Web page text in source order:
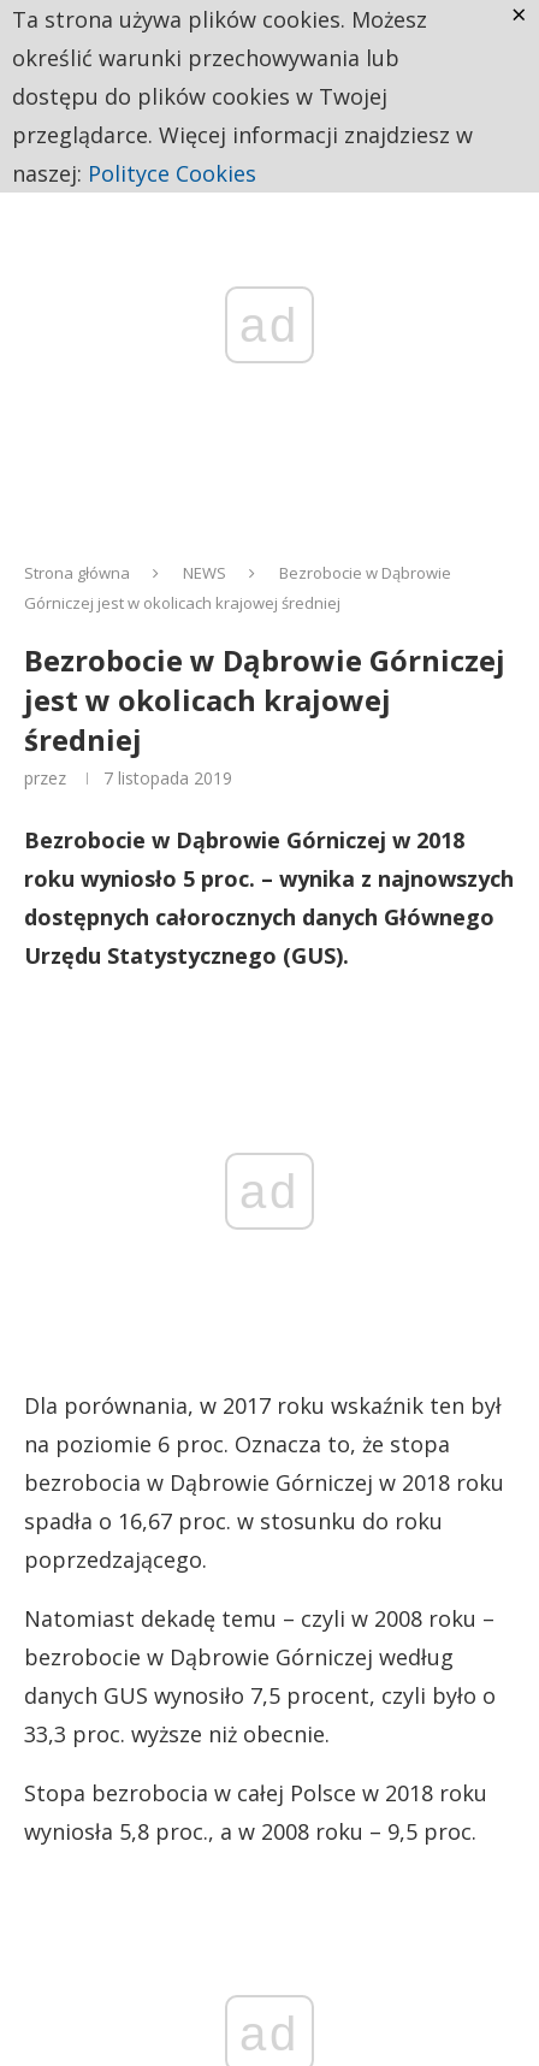
ad
Strona główna NEWS
Bezrobocie w Dąbrowie
Górniczej jest w okolicach krajowej średniej
Bezrobocie w Dąbrowie Górniczej
jest w okolicach krajowej
średniej
przez 7 listopada 2019
Bezrobocie w Dąbrowie Górniczej w 2018
roku wyniosło 5 proc. – wynika z najnowszych
dostępnych całorocznych danych Głównego
Urzędu Statystycznego (GUS).
ad
Dla porównania, w 2017 roku wskaźnik ten był
na poziomie 6 proc. Oznacza to, że stopa
bezrobocia w Dąbrowie Górniczej w 2018 roku
spadła o 16,67 proc. w stosunku do roku
poprzedzającego.
Natomiast dekadę temu – czyli w 2008 roku –
bezrobocie w Dąbrowie Górniczej według
danych GUS wynosiło 7,5 procent, czyli było o
33,3 proc. wyższe niż obecnie.
Stopa bezrobocia w całej Polsce w 2018 roku
wyniosła 5,8 proc., a w 2008 roku – 9,5 proc.
ad
Ta strona używa plików cookies. Możesz
określić warunki przechowywania lub
dostępu do plików cookies w Twojej
przeglądarce. Więcej informacji znajdziesz w
naszej: Polityce Cookies
×